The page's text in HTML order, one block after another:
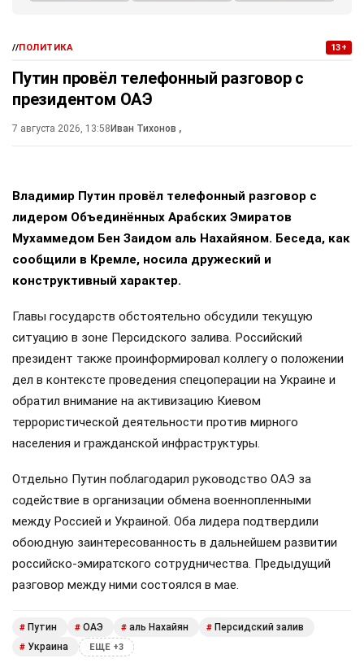
Евразийским союзом.
армения
Подписывайтесь на «АН»:
Дзен ВКонтакте МАХ
президентом ОАЭ
7 августа 2026, 13:58Иван Тихонов,
Владимир Путин провёл телефонный разговор с
лидером Объединённых Арабских Эмиратов